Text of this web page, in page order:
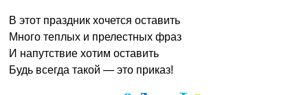
В этот праздник хочется оставить
Много теплых и прелестных фраз
И напутствие хотим оставить
Будь всегда такой — это приказ!